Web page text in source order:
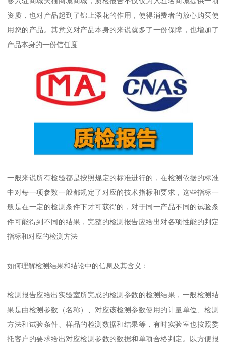
资质，也对产品起到了锦上添花的作用，使得消费者的放心购买使
用您的产品。其意义对产品本身的来说就多了一份保障，也增加了
产品本身的一份信任度
一般来说所有检验都是按照规定的标准进行的，在检测依据的标准
中对每一项参数一般都规定了对应的技术指标和要求，这些指标一
般是在一定的检测条件下才可获得的，对于同一产品不同的试验条
件可能得到不同的结果，完整的检测报告应给出对各项性能的判定
指标和对应的检测方法
如何理解检测结果和结论中的信息及其含义：
检测报告应给出实验室所完成的检测参数的检测结果，一般检测结
果是由检测参数（名称）、对应该检测参数使用的计量单位、检测
方法和试验条件、样品的检测数据和结果等，有时实验室也按照委
托客户的要求给出对应检测参数的数据和单项合格判定。以方便报